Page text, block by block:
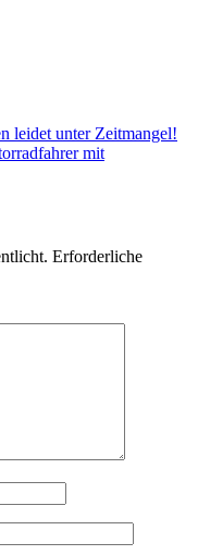
leidet unter Zeitmangel!
mit
Erforderliche